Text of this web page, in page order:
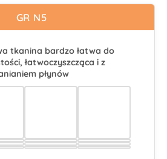
GR N5
tkanina bardzo łatwa do
łatwoczyszcząca i z
płynów
Wybierz Wybierz
Wybierz Wybierz
Wybierz Wybierz